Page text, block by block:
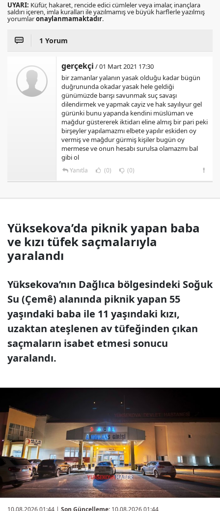
UYARI: Küfür, hakaret, rencide edici cümleler veya imalar, inançlara
saldırı içeren, imla kuralları ile yazılmamış ve büyük harflerle yazılmış
yorumlaronaylanmamaktadır.
1 Yorum
gerçekçi / 01 Mart 2021 17:30
bir zamanlar yalanın yasak olduğu kadar bügün
duğrununda okadar yasak hele geldiği
günümüzde barışı savunmak suç savaşı
dilendirmek ve yapmak cayiz ve hak sayılıyur gel
gürünki bunu yapanda kendini müslüman ve
mağdur güstererek iktidarı eline almış bir pari peki
birşeyler yapılamazmı elbete yapılır eskiden oy
vermiş ve mağdur gürmiş kişiler bugün oy
mermese ve onun hesabı surulsa olamazmı bal
gibi ol
Yanıtla (0) (0)
Yüksekova’da piknik yapan baba
ve kızı tüfek saçmalarıyla
yaralandı
Yüksekova’nın Dağlıca bölgesindeki Soğuk
Su (Çemê) alanında piknik yapan 55
yaşındaki baba ile 11 yaşındaki kızı,
uzaktan ateşlenen av tüfeğinden çıkan
saçmaların isabet etmesi sonucu
yaralandı.
10.08.2026 01:44 | Son Güncelleme: 10.08.2026 01:44